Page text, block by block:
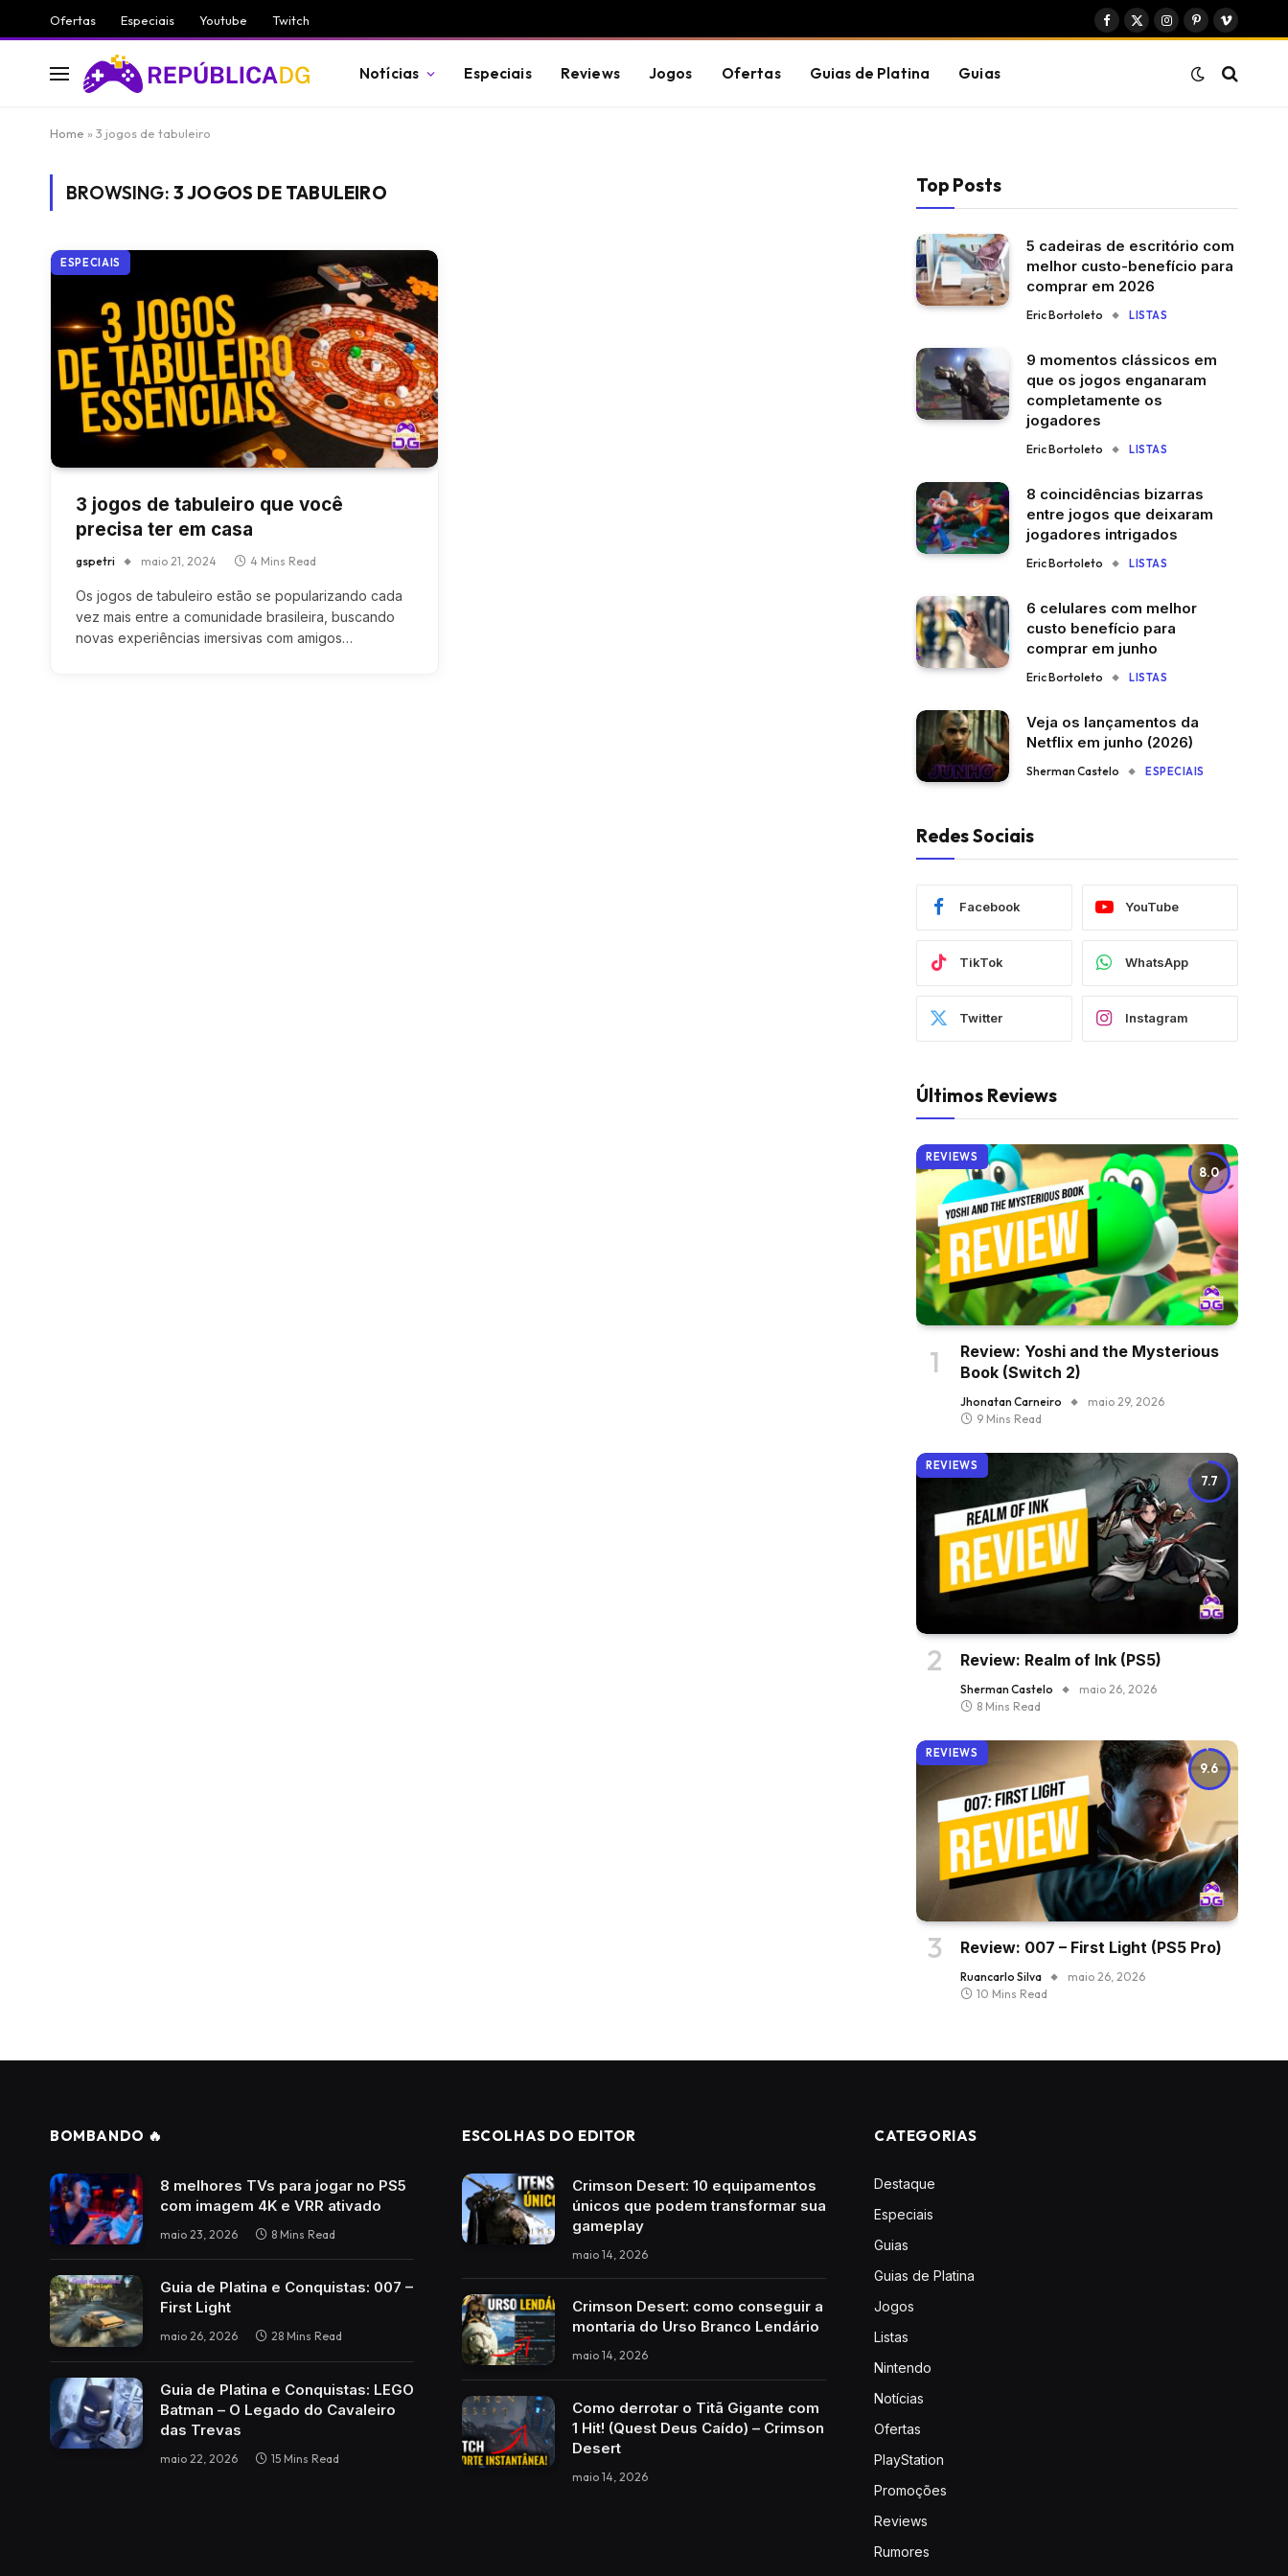
Ofertas Especiais Youtube Twitch
Facebook
X
Instagram
PinterestVimeo
Notícias Especiais Reviews Jogos Ofertas Guias de Platina Guias
Home » 3 jogos de tabuleiro
BROWSING: 3 JOGOS DE TABULEIRO
ESPECIAIS
3 jogos de tabuleiro que você
precisa ter em casa
gspetri maio 21, 2024 4 Mins Read
Os jogos de tabuleiro estão se popularizando cada
vez mais entre a comunidade brasileira, buscando
novas experiências imersivas com amigos…
Top Posts
5 cadeiras de escritório com
melhor custo-benefício para
comprar em 2026
Eric Bortoleto LISTAS
9 momentos clássicos em
que os jogos enganaram
completamente os
jogadores
Eric Bortoleto LISTAS
8 coincidências bizarras
entre jogos que deixaram
jogadores intrigados
Eric Bortoleto LISTAS
6 celulares com melhor
custo benefício para
comprar em junho
Eric Bortoleto LISTAS
Veja os lançamentos da
Netflix em junho (2026)
Sherman Castelo ESPECIAIS
Redes Sociais
Facebook YouTube
TikTok WhatsApp
Twitter Instagram
Últimos Reviews
8.0
REVIEWS
Review: Yoshi and the Mysterious
Book (Switch 2)
Jhonatan Carneiro
maio 29, 2026
9 Mins Read
7.7
REVIEWS
Review: Realm of Ink (PS5)
Sherman Castelo
maio 26, 2026
8 Mins Read
9.6
REVIEWS
Review: 007 – First Light (PS5 Pro)
Ruancarlo Silva
maio 26, 2026
10 Mins Read
BOMBANDO 🔥
8 melhores TVs para jogar no PS5
com imagem 4K e VRR ativado
maio 23, 2026 8 Mins Read
Guia de Platina e Conquistas: 007 –
First Light
maio 26, 2026 28 Mins Read
Guia de Platina e Conquistas: LEGO
Batman – O Legado do Cavaleiro
das Trevas
maio 22, 2026 15 Mins Read
ESCOLHAS DO EDITOR
Crimson Desert: 10 equipamentos
únicos que podem transformar sua
gameplay
maio 14, 2026
Crimson Desert: como conseguir a
montaria do Urso Branco Lendário
maio 14, 2026
Como derrotar o Titã Gigante com
1 Hit! (Quest Deus Caído) – Crimson
Desert
maio 14, 2026
CATEGORIAS
Destaque
Especiais
Guias
Guias de Platina
Jogos
Listas
Nintendo
Notícias
Ofertas
PlayStation
Promoções
Reviews
Rumores